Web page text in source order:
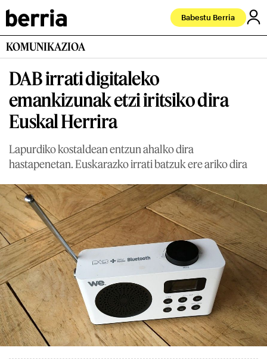
Babestu Berria
KOMUNIKAZIOA
DAB irrati digitaleko
emankizunak etzi iritsiko dira
Euskal Herrira
Lapurdiko kostaldean entzun ahalko dira
hastapenetan. Euskarazko irrati batzuk ere ariko dira